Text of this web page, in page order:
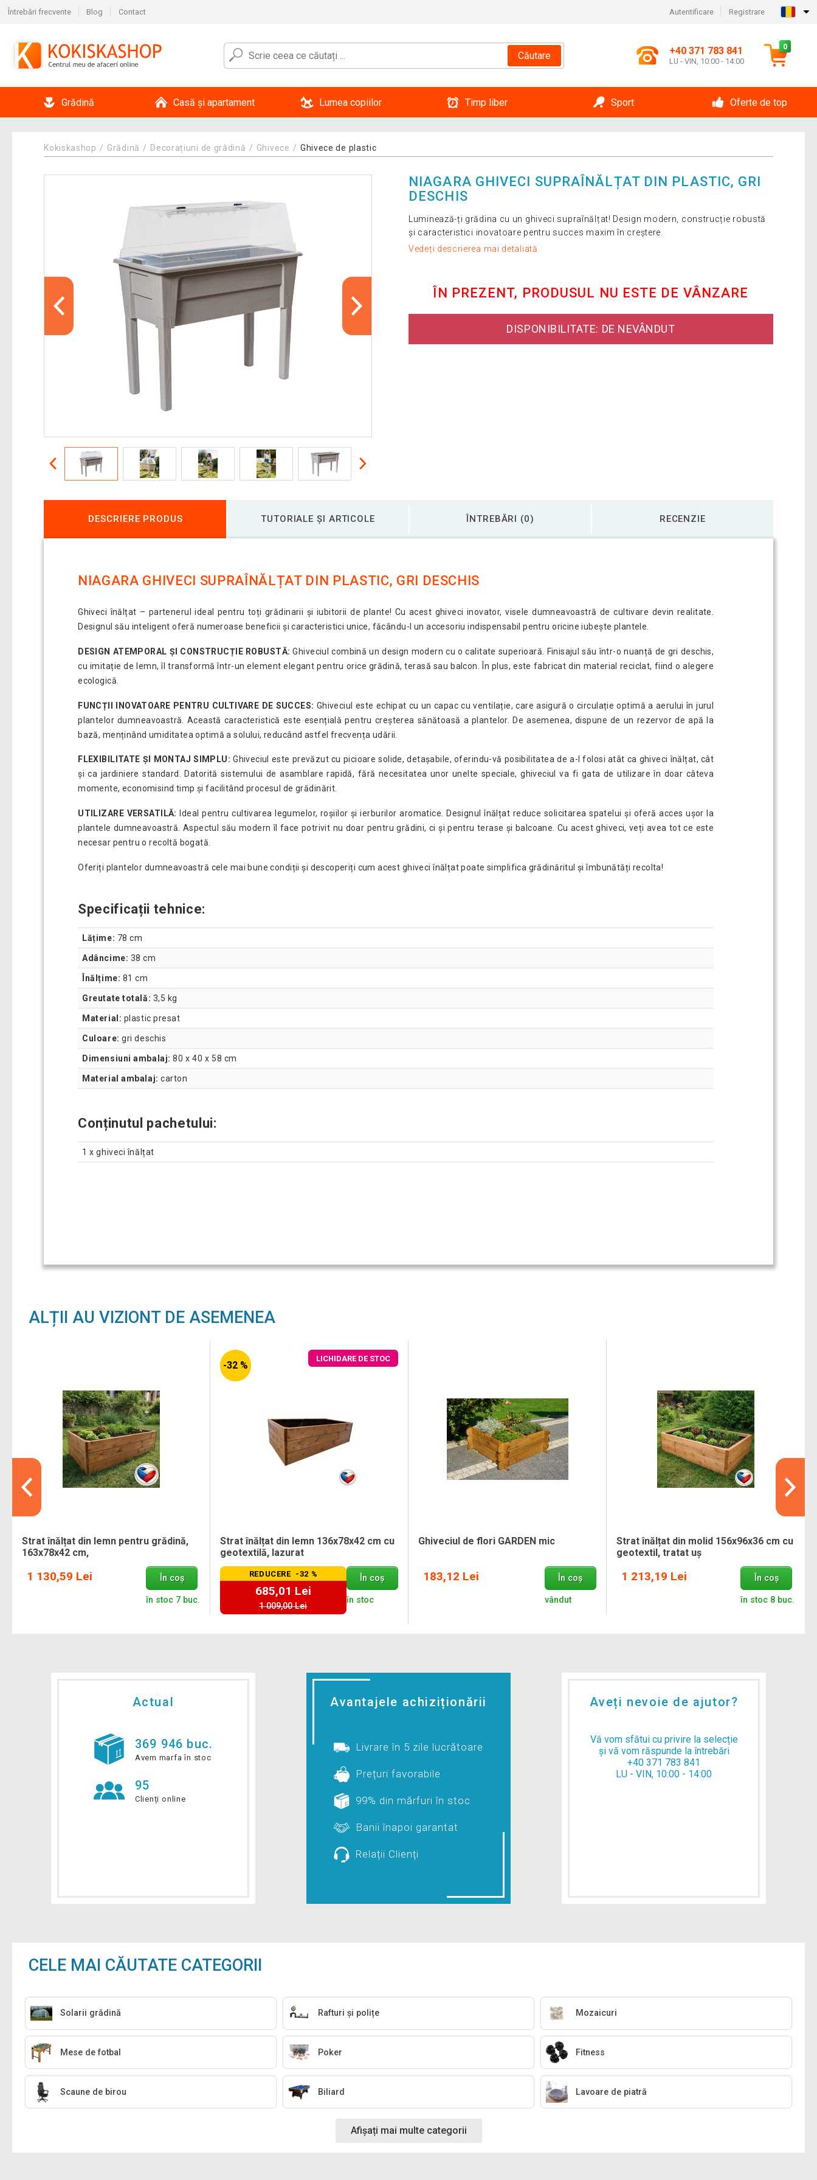
Întrebări frecvente Blog Contact Autentificare Registrare
Căutare +40 371 783 841
LU - VIN, 10:00 - 14:00
0
Grădină Casă și apartament Lumea copiilor Timp liber Sport Oferte de top
Kokiskashop Grădină Decorațiuni de grădină Ghivece Ghivece de plastic
NIAGARA GHIVECI SUPRAÎNĂLȚAT DIN PLASTIC, GRI
DESCHIS
Luminează-ți grădina cu un ghiveci supraînălțat! Design modern, construcție robustă
și caracteristici inovatoare pentru succes maxim în creștere.
Vedeți descrierea mai detaliată
ÎN PREZENT, PRODUSUL NU ESTE DE VÂNZARE
DISPONIBILITATE: DE NEVÂNDUT
DESCRIERE PRODUS TUTORIALE ȘI ARTICOLE ÎNTREBĂRI (0) RECENZIE
NIAGARA GHIVECI SUPRAÎNĂLȚAT DIN PLASTIC, GRI DESCHIS
Ghiveci înălțat – partenerul ideal pentru toți grădinarii și iubitorii de plante! Cu acest ghiveci inovator, visele dumneavoastră de cultivare devin realitate.
Designul său inteligent oferă numeroase beneficii și caracteristici unice, făcându-l un accesoriu indispensabil pentru oricine iubește plantele.
DESIGN ATEMPORAL ȘI CONSTRUCȚIE ROBUSTĂ: Ghiveciul combină un design modern cu o calitate superioară. Finisajul său într-o nuanță de gri deschis,
cu imitație de lemn, îl transformă într-un element elegant pentru orice grădină, terasă sau balcon. În plus, este fabricat din material reciclat, fiind o alegere
ecologică.
FUNCȚII INOVATOARE PENTRU CULTIVARE DE SUCCES: Ghiveciul este echipat cu un capac cu ventilație, care asigură o circulație optimă a aerului în jurul
plantelor dumneavoastră. Această caracteristică este esențială pentru creșterea sănătoasă a plantelor. De asemenea, dispune de un rezervor de apă la
bază, menținând umiditatea optimă a solului, reducând astfel frecvența udării.
FLEXIBILITATE ȘI MONTAJ SIMPLU: Ghiveciul este prevăzut cu picioare solide, detașabile, oferindu-vă posibilitatea de a-l folosi atât ca ghiveci înălțat, cât
și ca jardiniere standard. Datorită sistemului de asamblare rapidă, fără necesitatea unor unelte speciale, ghiveciul va fi gata de utilizare în doar câteva
momente, economisind timp și facilitând procesul de grădinărit.
UTILIZARE VERSATILĂ:
Ideal pentru cultivarea legumelor, roșiilor și ierburilor aromatice. Designul înălțat reduce solicitarea spatelui și oferă acces ușor la
plantele dumneavoastră. Aspectul său modern îl face potrivit nu doar pentru grădini, ci și pentru terase și balcoane. Cu acest ghiveci, veți avea tot ce este
necesar pentru o recoltă bogată.
Oferiți plantelor dumneavoastră cele mai bune condiții și descoperiți cum acest ghiveci înălțat poate simplifica grădinăritul și îmbunătăți recolta!
Specificații tehnice:
Lățime: 78 cm
Adâncime: 38 cm
Înălțime: 81 cm
Greutate totală: 3,5 kg
Material: plastic presat
Culoare: gri deschis
Dimensiuni ambalaj: 80 x 40 x 58 cm
Material ambalaj: carton
Conținutul pachetului:
1 x ghiveci înălțat
ALȚII AU VIZIONT DE ASEMENEA
Strat înălțat din lemn pentru grădină,
163x78x42 cm,
1 130,59 Lei În coș
în stoc 7 buc.
-32 %
LICHIDARE DE STOC
Strat înălțat din lemn 136x78x42 cm cu
geotextilă, lazurat
REDUCERE -32 %
685,01 Lei
1 009,00 Lei
În coș
în stoc
Ghiveciul de flori GARDEN mic
183,12 Lei În coș
vândut
Strat înălțat din molid 156x96x36 cm cu
geotextil, tratat uș
1 213,19 Lei În coș
în stoc 8 buc.
Actual
369 946 buc.
Avem marfa în stoc
95
Clienți online
Avantajele achiziționării
Livrare în 5 zile lucrătoare
Prețuri favorabile
99% din mărfuri în stoc
Banii înapoi garantat
Relații Clienți
Aveți nevoie de ajutor?
Vă vom sfătui cu privire la selecție
și vă vom răspunde la întrebări
+40 371 783 841
LU - VIN, 10:00 - 14:00
CELE MAI CĂUTATE CATEGORII
Solarii grădină Rafturi și polițe Mozaicuri
Mese de fotbal Poker Fitness
Scaune de birou Biliard Lavoare de piatră
Afișați mai multe categorii